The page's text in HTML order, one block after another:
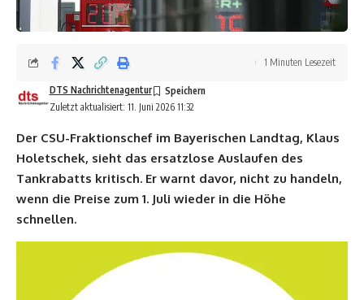
Zuletzt aktualisiert: 11. Juni 2026 11:32
DTS Nachrichtenagentur
1 Minuten Lesezeit
Der CSU-Fraktionschef im Bayerischen Landtag, Klaus
Holetschek, sieht das ersatzlose Auslaufen des
Tankrabatts kritisch. Er warnt davor, nicht zu handeln,
wenn die Preise zum 1. Juli wieder in die Höhe
schnellen.